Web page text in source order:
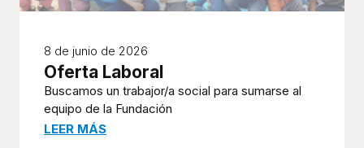
8 de junio de 2026
Oferta Laboral
Buscamos un trabajor/a social para sumarse al
equipo de la Fundación
LEER MÁS